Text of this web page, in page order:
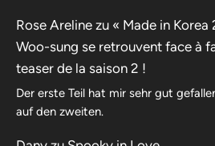
Rose Areline zu « Made in Korea
Woo-sung se retrouvent face à
teaser de la saison 2 !
Der erste Teil hat mir sehr gut
auf den zweiten.